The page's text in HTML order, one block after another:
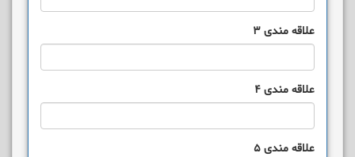
علاقه مندی 3
علاقه مندی 4
علاقه مندی 5